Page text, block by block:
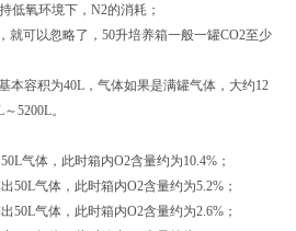
低氧环境下，N2的消耗；
就可以忽略了，50升培养箱一般一罐CO2至少
本容积为40L，气体如果是满罐气体，大约12
5200L。
气体，此时箱内O2含量约为10.4%；
50L气体，此时箱内O2含量约为5.2%；
50L气体，此时箱内O2含量约为2.6%；